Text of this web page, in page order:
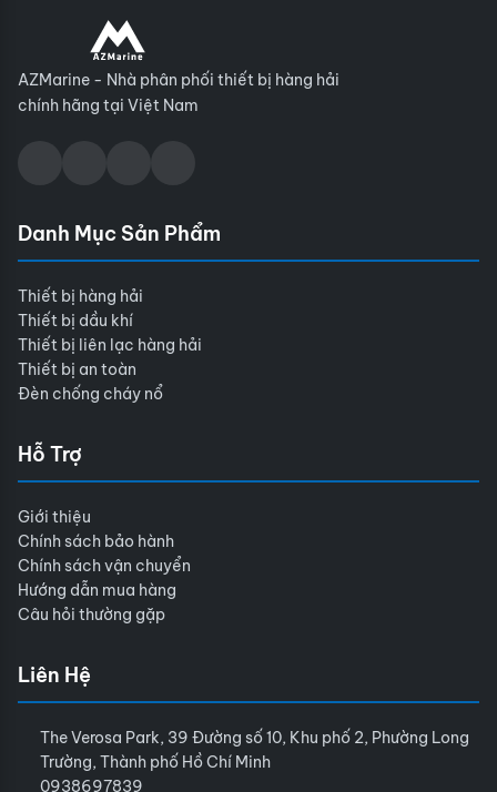
AZMarine - Nhà phân phối thiết bị hàng hải
chính hãng tại Việt Nam
Danh Mục Sản Phẩm
Thiết bị hàng hải
Thiết bị dầu khí
Thiết bị liên lạc hàng hải
Thiết bị an toàn
Đèn chống cháy nổ
Hỗ Trợ
Giới thiệu
Chính sách bảo hành
Chính sách vận chuyển
Hướng dẫn mua hàng
Câu hỏi thường gặp
Liên Hệ
The Verosa Park, 39 Đường số 10, Khu phố 2, Phường Long
Trường, Thành phố Hồ Chí Minh
0938697839